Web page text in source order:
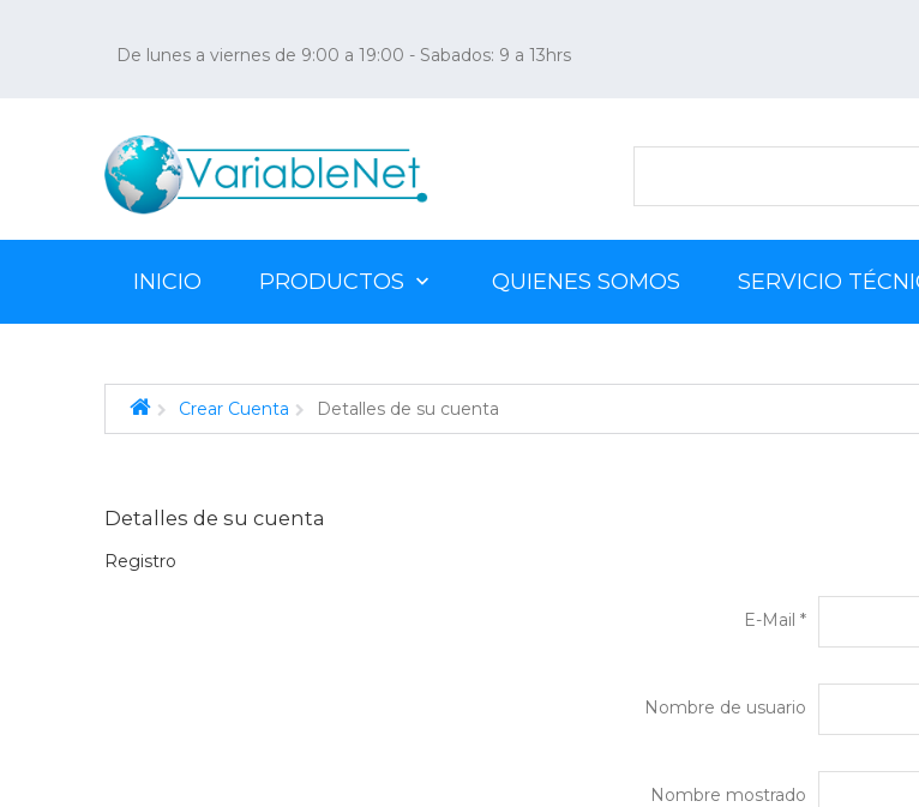
De lunes a viernes de 9:00 a 19:00 - Sabados: 9 a 13hrs
INICIO PRODUCTOS
Video Juegos PS4 / PC
Officina
QUIENES SOMOS SERVICIO
Crear Cuenta Detalles de su cuenta
Detalles de su cuenta
Registro
E-Mail *
Nombre de usuario
Nombre mostrado